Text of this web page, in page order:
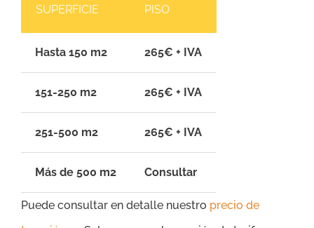
SUPERFICIE PISO
Hasta 150 m2 265€ + IVA
151-250 m2 265€ + IVA
251-500 m2 265€ + IVA
Más de 500 m2 Consultar
Puede consultar en detalle nuestro precio de